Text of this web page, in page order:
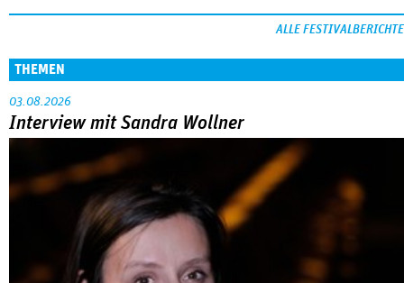
ALLE FESTIVALBERICHTE
THEMEN
03.08.2026
Interview mit Sandra Wollner